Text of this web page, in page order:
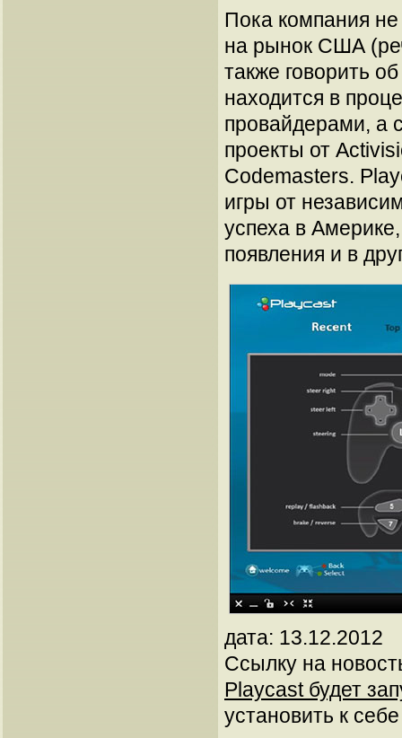
Пока компания
на рынок США
также говорить
находится в
провайдерами, а
проекты от
Codemasters.
игры от
успеха в
появления и в
дата: 13.12.2012
Ссылку на
Playcast будет
установить к